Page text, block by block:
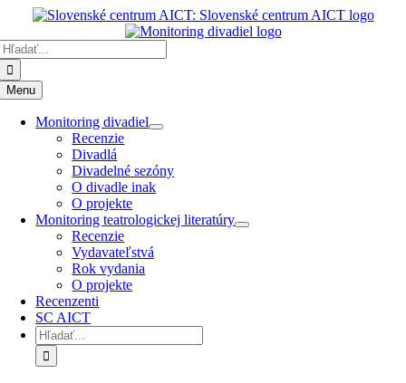
Preskočiť
obsahu
Menu
Monitoring divadiel
Recenzie
Divadlá
Divadelné sezóny
O divadle inak
O projekte
Monitoring teatrologickej literatúry
Recenzie
Vydavateľstvá
Rok vydania
O projekte
Recenzenti
SC AICT
Hľadať: